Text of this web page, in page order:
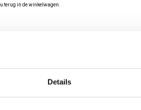
Details
terug in de winkelwagen.
Specificaties